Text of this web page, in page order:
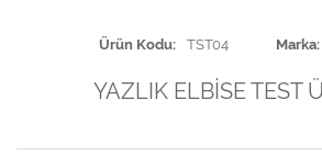
Ürün Kodu TST04 Marka
YAZLIK ELBİSE TEST